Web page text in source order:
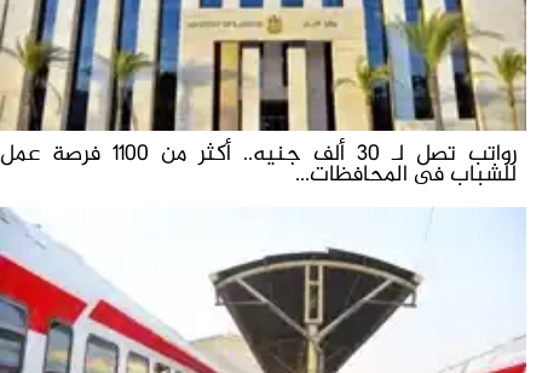
رواتب تصل لـ 30 ألف جنيه.. أكثر من 1100 فرصة عمل
للشباب فى المحافظات...